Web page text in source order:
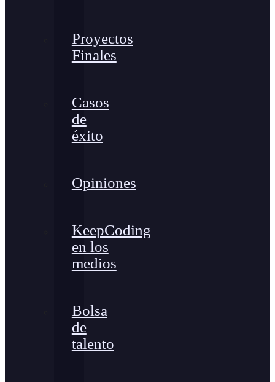
Proyectos
Finales
Casos
de
éxito
Opiniones
KeepCoding
en los
medios
Bolsa
de
talento